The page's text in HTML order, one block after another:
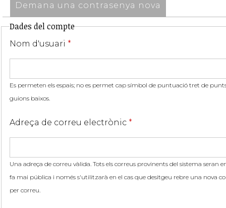
Demana una contrasenya nova
Dades del compte
Nom d'usuari *
Es permeten els espais; no es permet cap símbol de puntuació tret de
guions baixos.
Adreça de correu electrònic *
Una adreça de correu vàlida. Tots els correus provinents del sistema seran
fa mai pública i només s'utilitzarà en el cas que desitgeu rebre una nova
per correu.